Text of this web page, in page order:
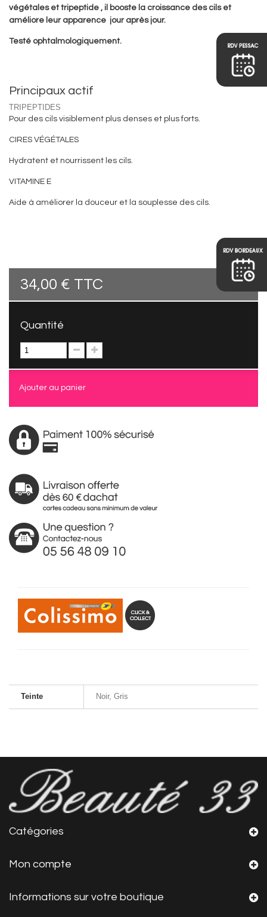
végétales et tripeptide , il booste la croissance des cils et
améliore leur apparence jour après jour.
Testé ophtalmologiquement.
Principaux actif
TRIPEPTIDES
Pour des cils visiblement plus denses et plus forts.
CIRES VÉGÉTALES
Hydratent et nourrissent les cils.
VITAMINE E
Aide à améliorer la douceur et la souplesse des cils.
34,00 € TTC
Quantité
Ajouter au panier
Teinte Noir, Gris
Catégories
Mon compte
Informations sur votre boutique